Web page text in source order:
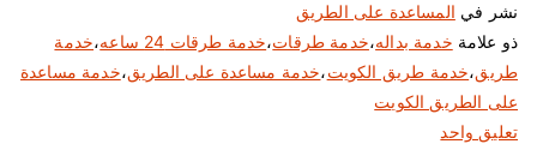
نشر في المساعدة على الطريق
ذو علامة خدمة بداله،خدمة طرقات،خدمة طرقات 24 ساعه ،خدمة
طريق،خدمة طريق الكويت،خدمة مساعدة على الطريق،خدمة مساعدة
على الطريق الكويت
تعليق واحد